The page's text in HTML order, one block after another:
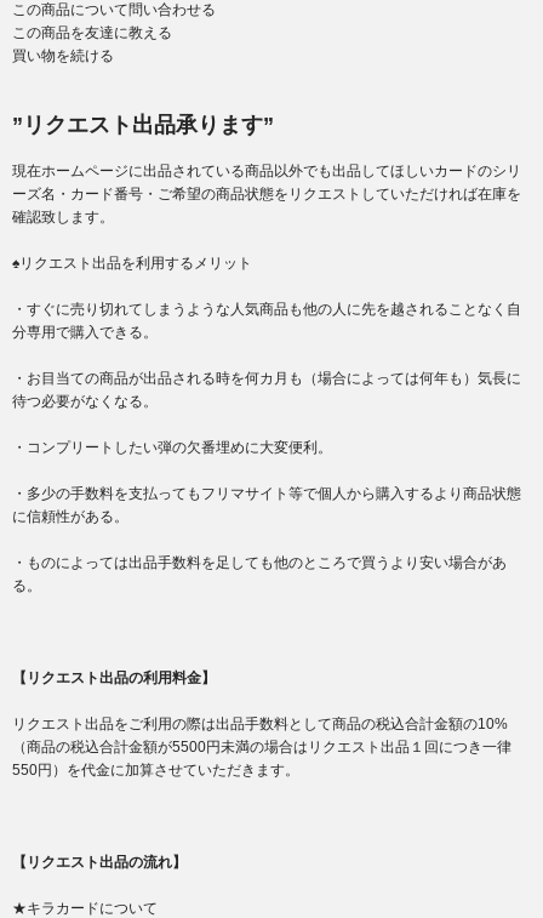
この商品について問い合わせる
この商品を友達に教える
買い物を続ける
”リクエスト出品承ります”
現在ホームページに出品されている商品以外でも出品してほしいカードのシリ
ーズ名・カード番号・ご希望の商品状態をリクエストしていただければ在庫を
確認致します。
♠リクエスト出品を利用するメリット
・すぐに売り切れてしまうような人気商品も他の人に先を越されることなく自
分専用で購入できる。
・お目当ての商品が出品される時を何カ月も（場合によっては何年も）気長に
待つ必要がなくなる。
・コンプリートしたい弾の欠番埋めに大変便利。
・多少の手数料を支払ってもフリマサイト等で個人から購入するより商品状態
に信頼性がある。
・ものによっては出品手数料を足しても他のところで買うより安い場合があ
る。
【リクエスト出品の利用料金】
リクエスト出品をご利用の際は出品手数料として商品の税込合計金額の10%
（商品の税込合計金額が5500円未満の場合はリクエスト出品１回につき一律
550円）を代金に加算させていただきます。
【リクエスト出品の流れ】
★キラカードについて